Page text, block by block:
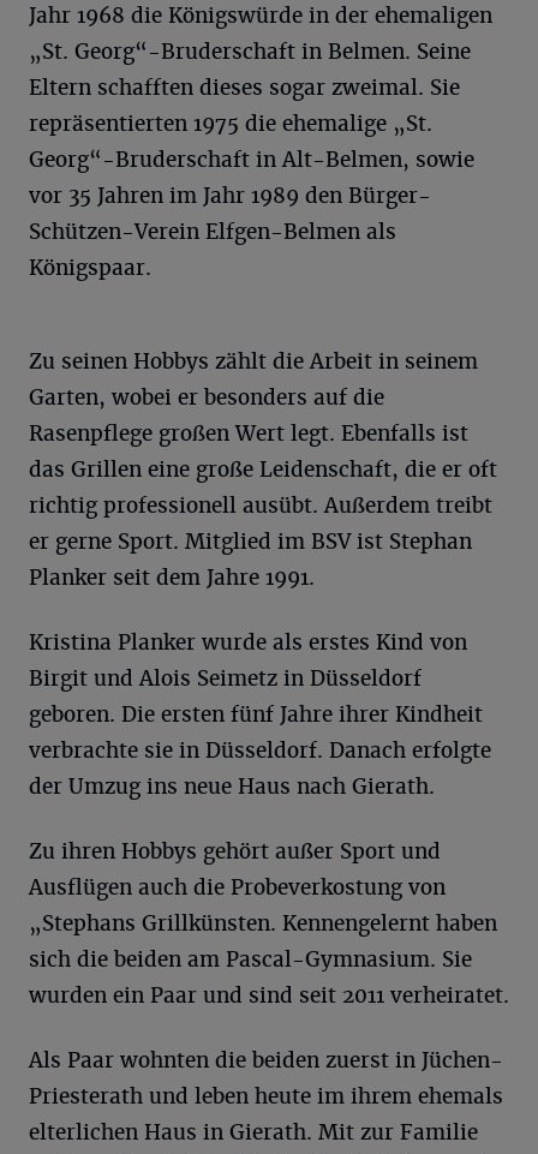
Jahr 1968 die Königswürde in der ehemaligen
„St. Georg“-Bruderschaft in Belmen. Seine
Eltern schafften dieses sogar zweimal. Sie
repräsentierten 1975 die ehemalige „St.
Georg“-Bruderschaft in Alt-Belmen, sowie
vor 35 Jahren im Jahr 1989 den Bürger-
Schützen-Verein Elfgen-Belmen als
Königspaar.
Zu seinen Hobbys zählt die Arbeit in seinem
Garten, wobei er besonders auf die
Rasenpflege großen Wert legt. Ebenfalls ist
das Grillen eine große Leidenschaft, die er oft
richtig professionell ausübt. Außerdem treibt
er gerne Sport. Mitglied im BSV ist Stephan
Planker seit dem Jahre 1991.
Kristina Planker wurde als erstes Kind von
Birgit und Alois Seimetz in Düsseldorf
geboren. Die ersten fünf Jahre ihrer Kindheit
verbrachte sie in Düsseldorf. Danach erfolgte
der Umzug ins neue Haus nach Gierath.
Zu ihren Hobbys gehört außer Sport und
Ausflügen auch die Probeverkostung von
„Stephans Grillkünsten. Kennengelernt haben
sich die beiden am Pascal-Gymnasium. Sie
wurden ein Paar und sind seit 2011 verheiratet.
Als Paar wohnten die beiden zuerst in Jüchen-
Priesterath und leben heute im ihrem ehemals
elterlichen Haus in Gierath. Mit zur Familie